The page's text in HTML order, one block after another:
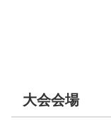
大会会場